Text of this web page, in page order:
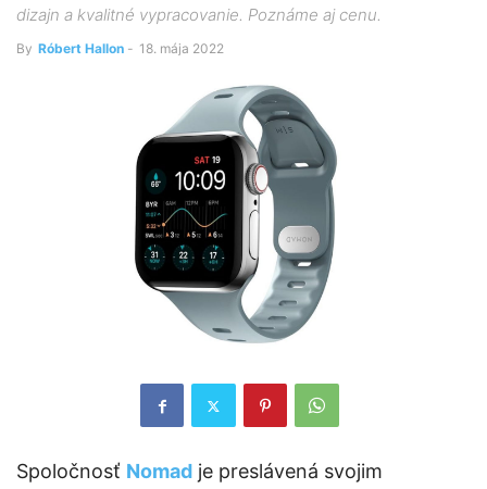
dizajn a kvalitné vypracovanie. Poznáme aj cenu.
By Róbert Hallon - 18. mája 2022
Spoločnosť Nomad je preslávená svojim